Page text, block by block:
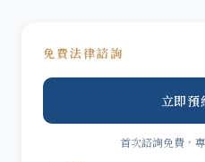
免費法律諮詢
立即預
首次諮詢免費，